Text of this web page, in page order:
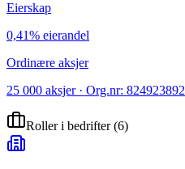
Eierskap
0,41% eierandel
Ordinære aksjer
25 000 aksjer · Org.nr: 824923892
Roller i bedrifter(6)